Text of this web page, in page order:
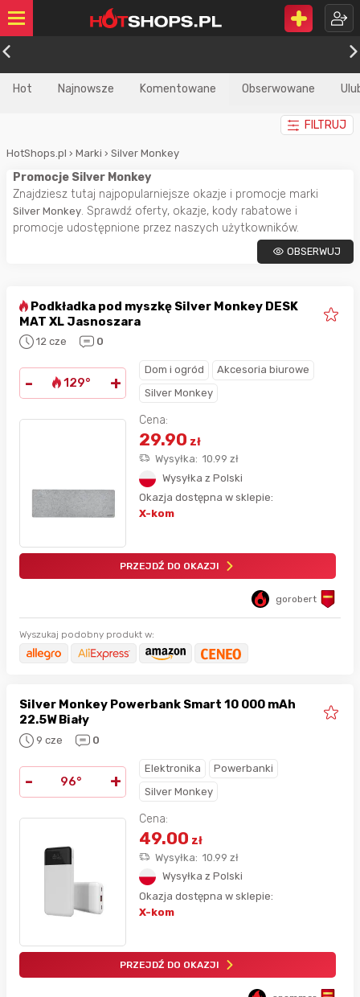
Hot Najnowsze Komentowane Obserwowane
FILTRUJ
HotShops.pl › Marki › Silver Monkey
Promocje Silver Monkey
Znajdziesz tutaj najpopularniejsze okazje i promocje marki
Silver Monkey. Sprawdź oferty, okazje, kody rabatowe i
promocje udostępnione przez naszych użytkowników.
OBSERWUJ
Podkładka pod myszkę Silver Monkey DESK
MAT XL Jasnoszara
12 cze 0
- 129° +
Dom i ogród
Akcesoria biurowe
Silver Monkey
Cena:
29.90 zł
Wysyłka: 10.99 zł
Wysyłka z Polski
Okazja dostępna w sklepie:
X-kom
PRZEJDŹ DO OKAZJI
gorobert
Wyszukaj podobny produkt w:
Silver Monkey Powerbank Smart 10 000 mAh
22.5W Biały
9 cze 0
- 96° +
Elektronika
Powerbanki
Silver Monkey
Cena:
49.00 zł
Wysyłka: 10.99 zł
Wysyłka z Polski
Okazja dostępna w sklepie:
X-kom
PRZEJDŹ DO OKAZJI